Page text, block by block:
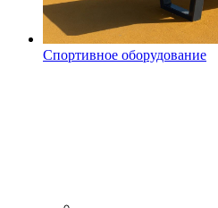
Спортивное оборудование